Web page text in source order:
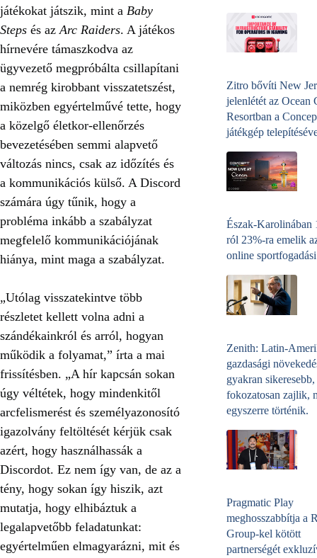
játékokat játszik, mint a Baby
Steps és az Arc Raiders. A játékos
hírnevére támaszkodva az
ügyvezető megpróbálta csillapítani
a nemrég kirobbant visszatetszést,
miközben egyértelművé tette, hogy
a közelgő életkor-ellenőrzés
bevezetésében semmi alapvető
változás nincs, csak az időzítés és
a kommunikációs külső. A Discord
számára úgy tűnik, hogy a
probléma inkább a szabályzat
megfelelő kommunikációjának
hiánya, mint maga a szabályzat.
„Utólag visszatekintve több
részletet kellett volna adni a
szándékainkról és arról, hogyan
működik a folyamat,” írta a mai
frissítésben. „A hír kapcsán sokan
úgy véltétek, hogy mindenkitől
arcfelismerést és személyazonosító
igazolvány feltöltését kérjük csak
azért, hogy használhassák a
Discordot. Ez nem így van, de az a
tény, hogy sokan így hiszik, azt
mutatja, hogy elhibáztuk a
legalapvetőbb feladatunkat:
egyértelműen elmagyarázni, mit és
Zitro bővíti New
jelenlétét az Ocean
Resortban a
játékgép
Észak-Karolinában
ról 23%-ra emelik
online
Zenith: Latin-
gazdasági
gyakran sikeresebb,
fokozatosan zajlik,
egyszerre történik.
Pragmatic Play
meghosszabbítja a
Group-kel kötött
partnerségét